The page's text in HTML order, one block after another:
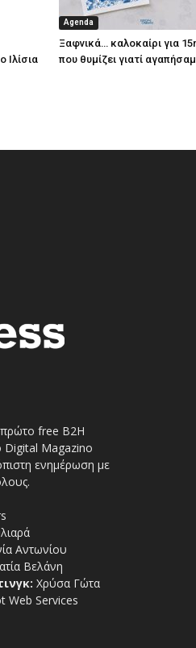
Ιλίσια
Agenda
Ξαφνικά… καλοκαίρι για
που θυμίζει γιατί
πρώτο free Β2Η
Digital Magazino
ενημέρωση με
Αντωνίου
Βελάνη
Χρύσα Γώτα
Web Services